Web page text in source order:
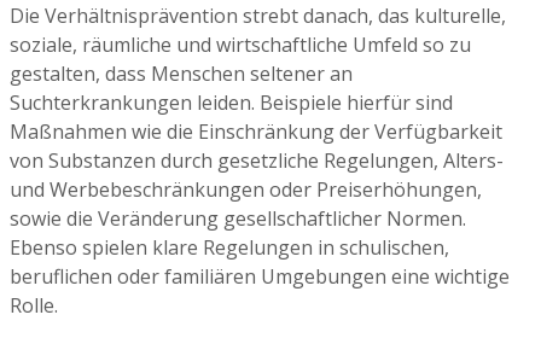
Die Verhältnisprävention strebt danach, das kulturelle,
soziale, räumliche und wirtschaftliche Umfeld so zu
gestalten, dass Menschen seltener an
Suchterkrankungen leiden. Beispiele hierfür sind
Maßnahmen wie die Einschränkung der Verfügbarkeit
von Substanzen durch gesetzliche Regelungen, Alters-
und Werbebeschränkungen oder Preiserhöhungen,
sowie die Veränderung gesellschaftlicher Normen.
Ebenso spielen klare Regelungen in schulischen,
beruflichen oder familiären Umgebungen eine wichtige
Rolle.